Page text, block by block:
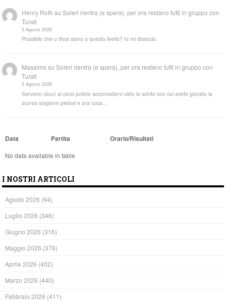
Henry Roth suSoleri rientra (e spera), per ora restano tutti in gruppo con
Turati
5 Agosto 2026
Possibile che u tifosi siano a questo livello? Io mi dissocio.
Massimo suSoleri rientra (e spera), per ora restano tutti in gruppo con
Turati
5 Agosto 2026
Servono cloun al circo potete accomodarvi visto lo schifo con cui avete giocato la
scorsa stagione pietosi e ora cosa…
Data Partita Orario/Risultati
No data available in table
I NOSTRI ARTICOLI
Agosto 2026 (94)
Luglio 2026 (346)
Giugno 2026 (316)
Maggio 2026 (376)
Aprile 2026 (402)
Marzo 2026 (440)
Febbraio 2026 (411)